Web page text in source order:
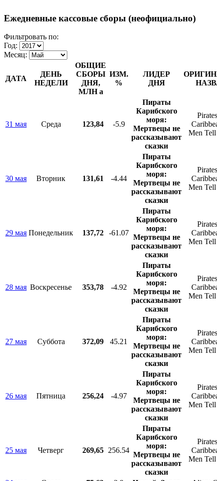
Ежедневные кассовые сборы (неофициально)
Фильтровать по:
Год:
Месяц:
ДАТА
ДЕНЬ
НЕДЕЛИ
ОБЩИЕ
СБОРЫ
ДНЯ,
МЛНa
ИЗМ.
%
ЛИДЕР
ДНЯ
31 мая Среда 123,84 -5.9
Пираты
Карибского
моря:
Мертвецы не
рассказывают
сказки
Men
30 мая Вторник 131,61 -4.44
Пираты
Карибского
моря:
Мертвецы не
рассказывают
сказки
Men
29 мая Понедельник 137,72 -61.07
Пираты
Карибского
моря:
Мертвецы не
рассказывают
сказки
Men
28 мая Воскресенье 353,78 -4.92
Пираты
Карибского
моря:
Мертвецы не
рассказывают
сказки
Men
27 мая Суббота 372,09 45.21
Пираты
Карибского
моря:
Мертвецы не
рассказывают
сказки
Men
26 мая Пятница 256,24 -4.97
Пираты
Карибского
моря:
Мертвецы не
рассказывают
сказки
Men
25 мая Четверг 269,65 256.54
Пираты
Карибского
моря:
Мертвецы не
рассказывают
сказки
Men